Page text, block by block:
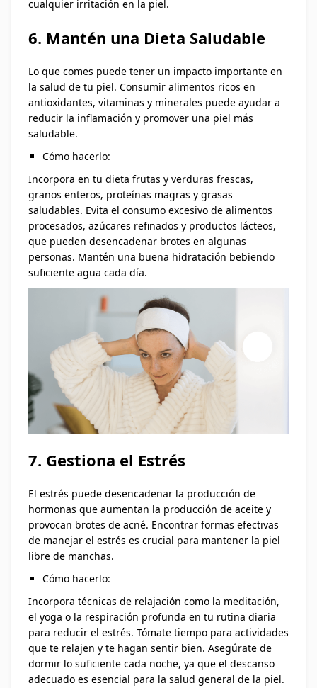
cualquier irritación en la piel.
6. Mantén una Dieta Saludable
Lo que comes puede tener un impacto importante en
la salud de tu piel. Consumir alimentos ricos en
antioxidantes, vitaminas y minerales puede ayudar a
reducir la inflamación y promover una piel más
saludable.
Cómo hacerlo:
Incorpora en tu dieta frutas y verduras frescas,
granos enteros, proteínas magras y grasas
saludables. Evita el consumo excesivo de alimentos
procesados, azúcares refinados y productos lácteos,
que pueden desencadenar brotes en algunas
personas. Mantén una buena hidratación bebiendo
suficiente agua cada día.
7. Gestiona el Estrés
El estrés puede desencadenar la producción de
hormonas que aumentan la producción de aceite y
provocan brotes de acné. Encontrar formas efectivas
de manejar el estrés es crucial para mantener la piel
libre de manchas.
Cómo hacerlo:
Incorpora técnicas de relajación como la meditación,
el yoga o la respiración profunda en tu rutina diaria
para reducir el estrés. Tómate tiempo para actividades
que te relajen y te hagan sentir bien. Asegúrate de
dormir lo suficiente cada noche, ya que el descanso
adecuado es esencial para la salud general de la piel.